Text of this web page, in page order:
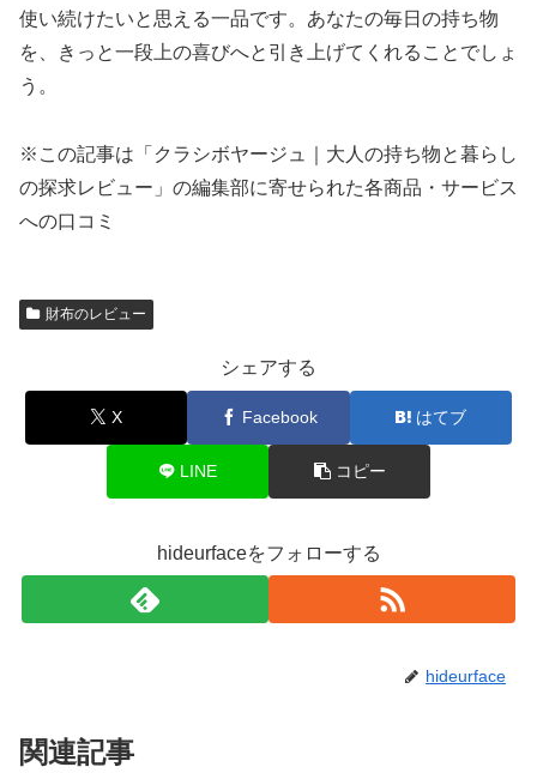
使い続けたいと思える一品です。あなたの毎日の持ち物
を、きっと一段上の喜びへと引き上げてくれることでしょ
う。
※この記事は「クラシボヤージュ｜大人の持ち物と暮らし
の探求レビュー」の編集部に寄せられた各商品・サービス
への口コミ
財布のレビュー
シェアする
X Facebook はてブ
LINE コピー
hideurfaceをフォローする
hideurface
関連記事